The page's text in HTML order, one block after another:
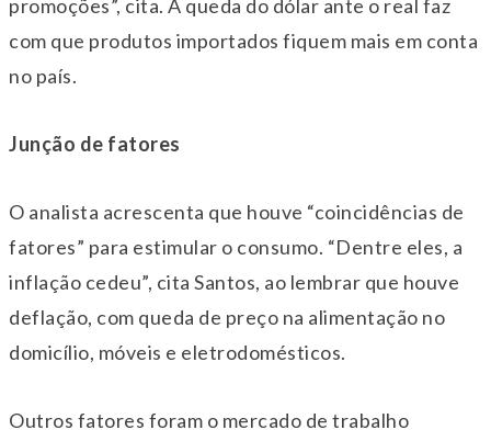
promoções”, cita. A queda do dólar ante o real faz
com que produtos importados fiquem mais em conta
no país.
Junção de fatores
O analista acrescenta que houve “coincidências de
fatores” para estimular o consumo. “Dentre eles, a
inflação cedeu”, cita Santos, ao lembrar que houve
deflação, com queda de preço na alimentação no
domicílio, móveis e eletrodomésticos.
Outros fatores foram o mercado de trabalho